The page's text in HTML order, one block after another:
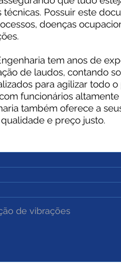
técnicas. Possuir este
doenças
tem anos de
de laudos, contando
para agilizar todo
funcionários
também oferece a
e preço justo.